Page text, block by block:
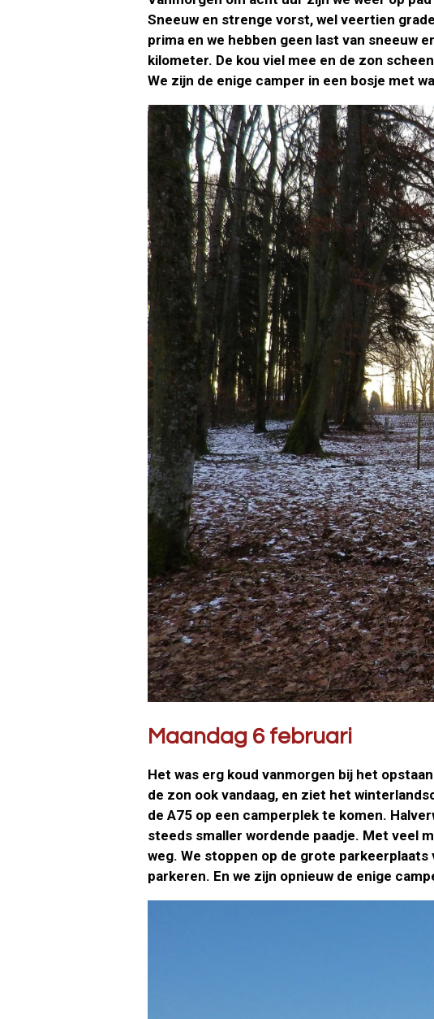
Sneeuw en strenge vorst, wel veertien
prima en we hebben geen last van sneeuw
kilometer. De kou viel mee en de zon
We zijn de enige camper in een bosje met
Maandag 6 februari
Het was erg koud vanmorgen bij het
de zon ook vandaag, en ziet het
de A75 op een camperplek te komen.
steeds smaller wordende paadje. Met veel
weg. We stoppen op de grote
parkeren. En we zijn opnieuw de enige